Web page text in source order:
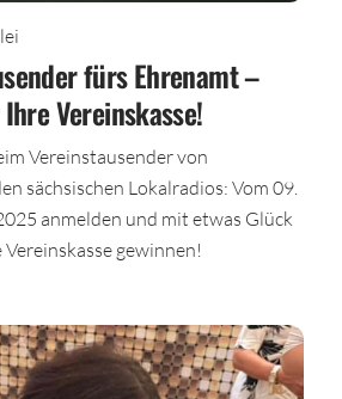
fürs Ehrenamt –
Vereinskasse!
Vereinstausender von
sächsischen Lokalradios: Vom 09.
anmelden und mit etwas Glück
gewinnen!